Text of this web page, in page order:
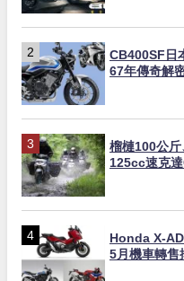
CB400SF日
67年傳奇解
榴槤100公
125cc速克
Honda X-
5月機車轉售